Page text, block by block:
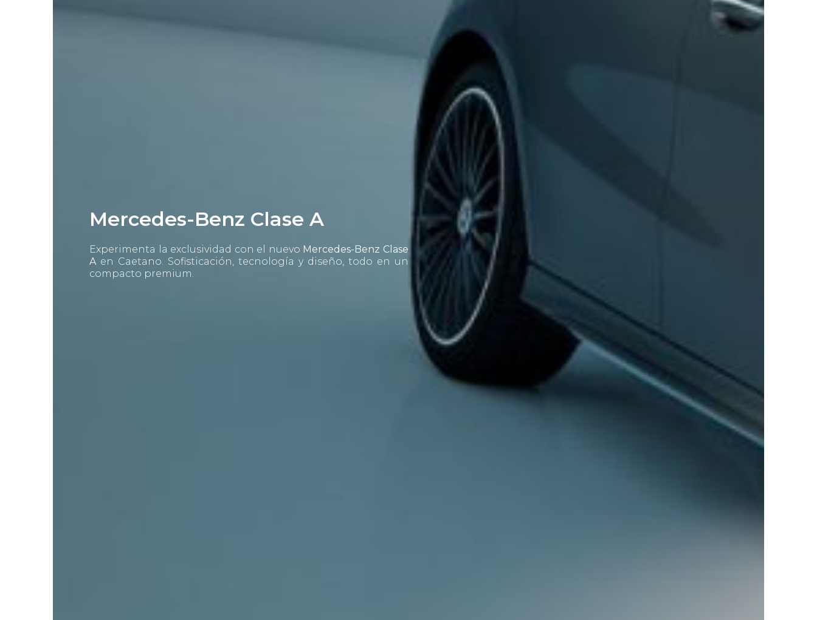
Mercedes-Benz Clase A
Experimenta la exclusividad con el nuevo Mercedes-Benz Clase
Aen Caetano. Sofisticación, tecnología y diseño, todo en un
compacto premium.